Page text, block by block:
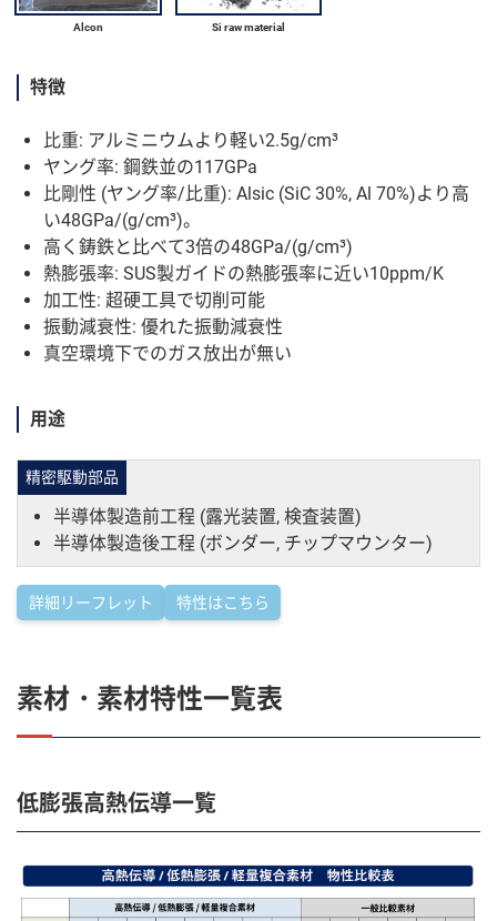
Alcon Si raw material
特徴
比重: アルミニウムより軽い2.5g/cm³
ヤング率: 鋼鉄並の117GPa
比剛性 (ヤング率/比重): Alsic (SiC 30%, Al 70%)より高
い48GPa/(g/cm³)。
高く鋳鉄と比べて3倍の48GPa/(g/cm³)
熱膨張率: SUS製ガイドの熱膨張率に近い10ppm/K
加工性: 超硬工具で切削可能
振動減衰性: 優れた振動減衰性
真空環境下でのガス放出が無い
用途
精密駆動部品
半導体製造前工程 (露光装置, 検査装置)
半導体製造後工程 (ボンダー, チップマウンター)
詳細リーフレット 特性はこちら
素材・素材特性一覧表
低膨張高熱伝導一覧